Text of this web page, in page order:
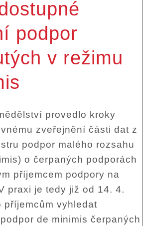
podpor
v režimu
provedlo kroky
zveřejnění části dat z
podpor malého rozsahu
o čerpaných podporách
příjemcem podpory na
praxi je tedy již od 14. 4.
příjemcům vyhledat
de minimis čerpaných